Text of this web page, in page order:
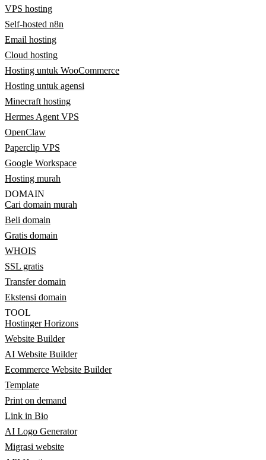
VPS hosting
Self-hosted n8n
Email hosting
Cloud hosting
Hosting untuk WooCommerce
Hosting untuk agensi
Minecraft hosting
Hermes Agent VPS
OpenClaw
Paperclip VPS
Google Workspace
Hosting murah
DOMAIN
Cari domain murah
Beli domain
Gratis domain
WHOIS
SSL gratis
Transfer domain
Ekstensi domain
TOOL
Hostinger Horizons
Website Builder
AI Website Builder
Ecommerce Website Builder
Template
Print on demand
Link in Bio
AI Logo Generator
Migrasi website